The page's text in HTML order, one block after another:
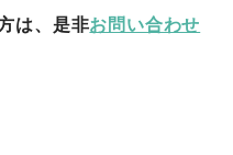
は、是非お問い合わせ